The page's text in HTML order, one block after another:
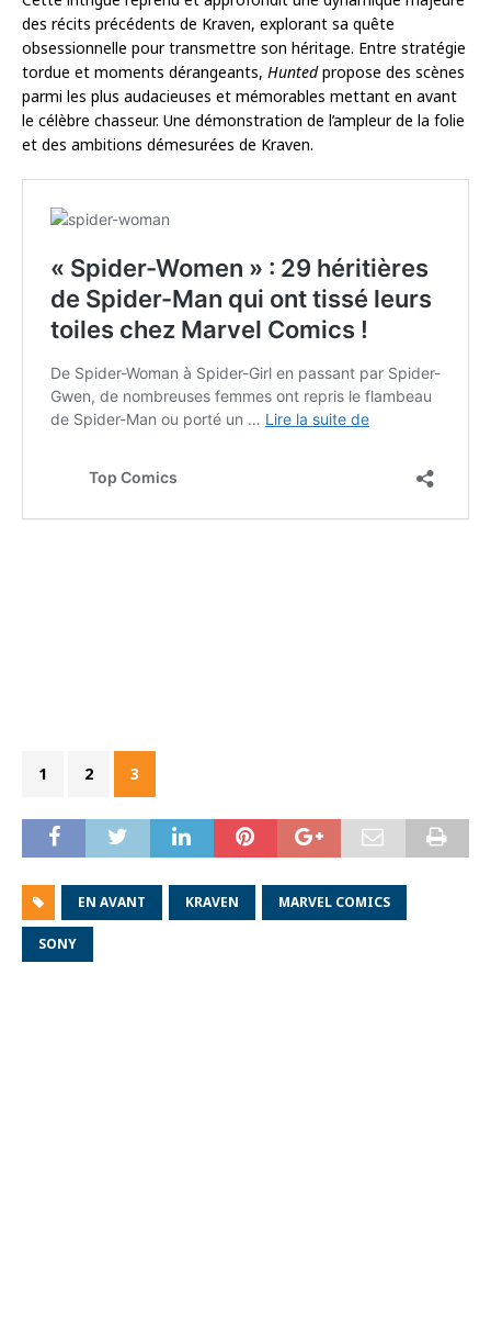
des récits précédents de Kraven, explorant sa quête
obsessionnelle pour transmettre son héritage. Entre stratégie
tordue et moments dérangeants, Huntedpropose des scènes
parmi les plus audacieuses et mémorables mettant en avant
le célèbre chasseur. Une démonstration de l’ampleur de la folie
et des ambitions démesurées de Kraven.
1 2 3
EN AVANT KRAVEN MARVEL COMICS
SONY